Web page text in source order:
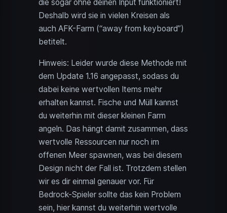
die sogar ohne deinen Input funktioniert!
Deshalb wird sie in vielen Kreisen als
auch AFK-Farm (“away from keyboard”)
betitelt.
Hinweis: Leider wurde diese Methode mit
dem Update 1.16 angepasst, sodass du
dabei keine wertvollen Items mehr
erhalten kannst. Fische und Müll kannst
du weiterhin mit dieser kleinen Farm
angeln. Das hängt damit zusammen, dass
wertvolle Ressourcen nur noch im
offenen Meer spawnen, was bei diesem
Design nicht der Fall ist. Trotzdem stellen
wir es dir einmal genauer vor. Für
Bedrock-Spieler sollte das kein Problem
sein, hier kannst du weiterhin wertvolle